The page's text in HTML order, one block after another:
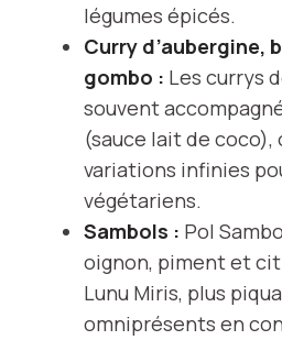
légumes épicés.
Curry d’aubergine,
gombo : Les currys
souvent
(sauce lait de
variations infinies
végétariens.
Sambols : Pol
oignon, piment et
Lunu Miris, plus
omniprésents en